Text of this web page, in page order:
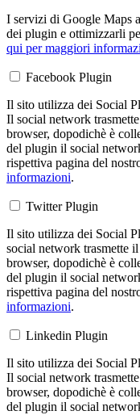
I servizi di Google Maps
dei plugin e ottimizzarli
qui per maggiori
Facebook Plugin
Il sito utilizza dei Social
Il social network
browser, dopodichè è
del plugin il social
rispettiva pagina del
informazioni.
Twitter Plugin
Il sito utilizza dei Social
social network trasmette
browser, dopodichè è
del plugin il social
rispettiva pagina del
informazioni.
Linkedin Plugin
Il sito utilizza dei Social
Il social network
browser, dopodichè è
del plugin il social